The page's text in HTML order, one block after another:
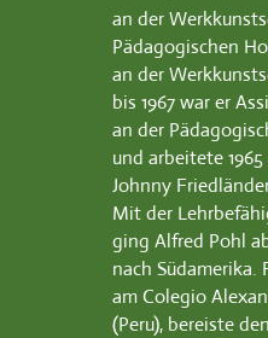
an der
Pädagogischen
an der
bis 1967 war er
an der
und arbeitete
Johnny
Mit der
ging Alfred Pohl
nach Südamerika.
am Colegio
(Peru), bereiste